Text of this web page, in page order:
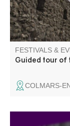
FESTIVALS &
Guided tour of
COLMARS-